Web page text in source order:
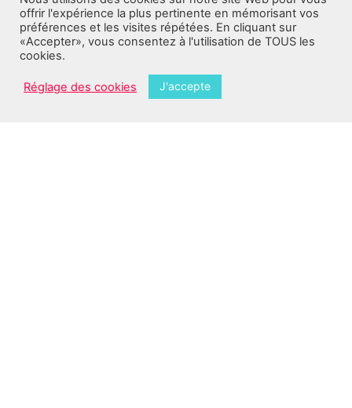
rédaction de contratsde travail,
Assistance en cas de contentieux (Armateurs-
Marins) en conciliation devant le Tribunal d’Instance,
ou le Tribunal de Commerce,
Gestion de conflitsentre copropriétaires.
offrir l'expérience la plus pertinente en mémorisant vos
préférences et les visites répétées. En cliquant sur
«Accepter», vous consentez à l'utilisation de TOUS les
cookies.
Réglage des cookies J'accepte